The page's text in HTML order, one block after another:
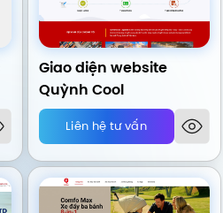
Giao diện website
Quỳnh Cool
Liên hệ tư vấn